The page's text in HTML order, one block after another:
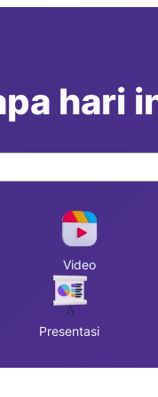
hari
Video
Presentasi